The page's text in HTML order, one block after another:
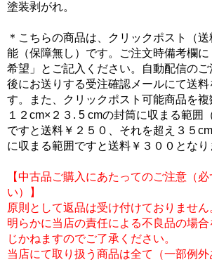
塗装剥がれ。
＊こちらの商品は、クリックポスト（
能（保障無し）です。ご注文時備考欄に
希望」とご記入ください。自動配信の
後にお送りする受注確認メールにて送料
す。また、クリックポスト可能商品を複
１２cm×２３. 5 cmの封筒に収まる範囲
ですと送料￥２５０、それを超え３５
に収まる範囲ですと送料￥３００となり
【中古品ご購入にあたってのご注意（
い）】
原則として返品は受け付けておりません
明らかに当店の責任による不良品の場
じかねますのでご了承ください。
当店にて取り扱う商品は全て（一部例